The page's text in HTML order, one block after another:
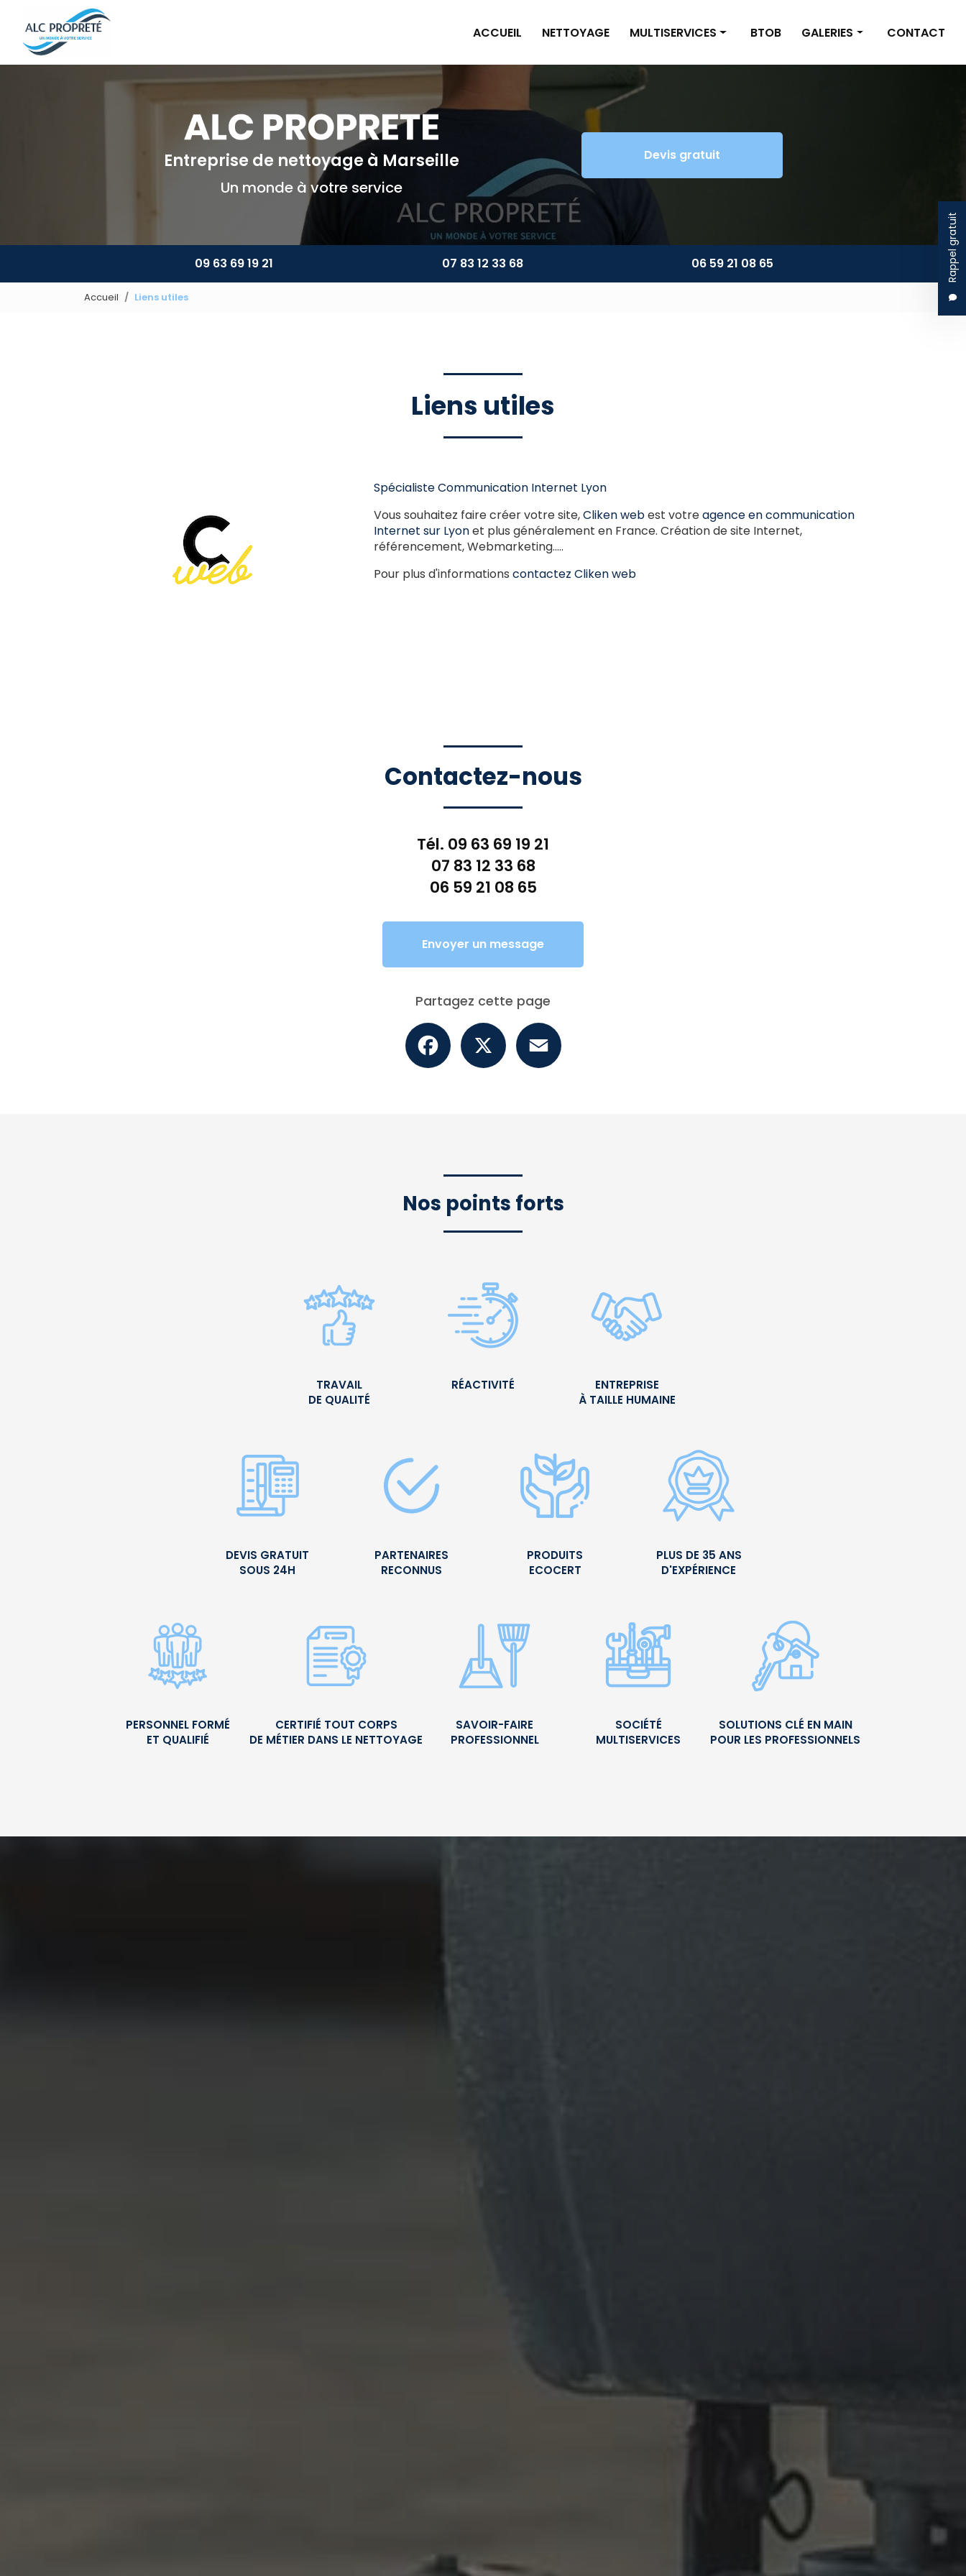
contenu
principal
Rappel gratuit
ACCUEIL
NETTOYAGE MULTISERVICES
Petite maçonnerie
Aménagement extérieur
Multiservices
BTOB GALERIES CONTACT
Entreprise de nettoyageà Marseille
Un monde à votre service
Devis gratuit
09 63 69 19 21 07 83 12 33 68 06 59 21 08 65
Accueil Liens utiles
Liens utiles
Spécialiste Communication Internet Lyon
Vous souhaitez faire créer votre site,Cliken webest votreagence en communication
Internet sur Lyonet plus généralement en France. Création de site Internet,
référencement, Webmarketing…..
Pour plus d'informationscontactez Cliken web
Contactez-nous
Tél. 09 63 69 19 21
07 83 12 33 68
06 59 21 08 65
Envoyer un message
Partagez cette page
Facebook
Nos points forts
TRAVAIL
DE QUALITÉ
RÉACTIVITÉ
ENTREPRISE
À TAILLE HUMAINE
DEVIS GRATUIT
SOUS 24H
PARTENAIRES
RECONNUS
PRODUITS
ECOCERT
PLUS DE 35 ANS
D'EXPÉRIENCE
PERSONNEL FORMÉ
ET QUALIFIÉ
CERTIFIÉ TOUT CORPS
DE MÉTIER DANS LE NETTOYAGE
SAVOIR-FAIRE
PROFESSIONNEL
SOCIÉTÉ
MULTISERVICES
SOLUTIONS CLÉ EN MAIN
POUR LES PROFESSIONNELS